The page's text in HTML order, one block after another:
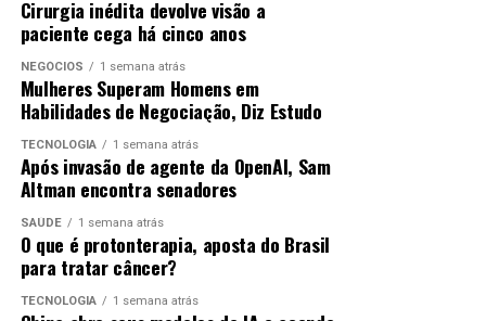
quarta até o início da manhã do dia seguinte. Os ventos
estarão fracos a moderados.
Já na sexta-feira (19), devido a um sistema de alta
pressão, haverá redução de nebulosidade e não há
previsão de chuva. Os ventos estarão moderados.
Cirurgia inédita devolve visão a
paciente cega há cinco anos
NEGÓCIOS 1 semana atrás
Mulheres Superam Homens em
Habilidades de Negociação, Diz Estudo
TECNOLOGIA 1 semana atrás
Após invasão de agente da OpenAI, Sam
Altman encontra senadores
SAÚDE 1 semana atrás
O que é protonterapia, aposta do Brasil
para tratar câncer?
TECNOLOGIA 1 semana atrás